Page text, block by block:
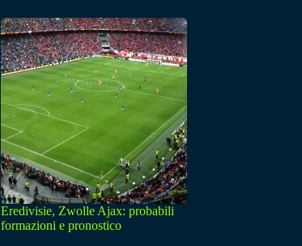
Eredivisie, Zwolle Ajax: probabili
formazioni e pronostico